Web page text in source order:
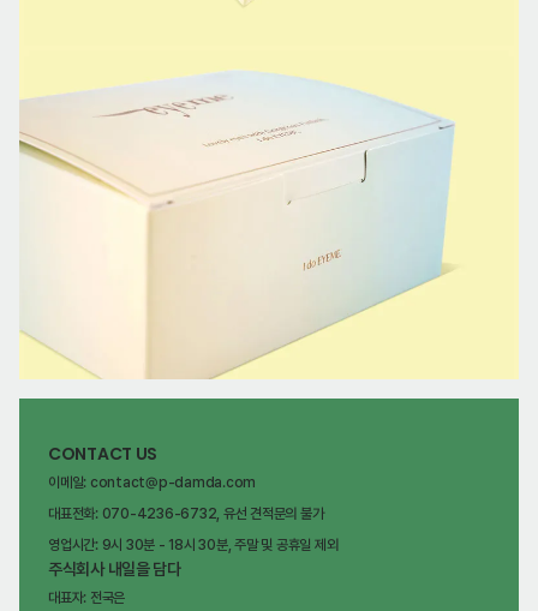
CONTACT US
이메일: contact@p-damda.com
대표전화: 070-4236-6732, 유선 견적문의 불가
영업시간: 9시 30분 - 18시 30분, 주말 및 공휴일 제외
주식회사 내일을 담다
대표자: 전국은